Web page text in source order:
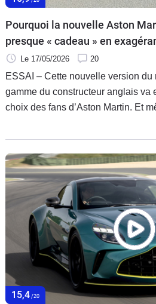
Forum
Moto
Marques
Pourquoi la nouvelle Aston
presque « cadeau » en
Le 17/05/2026 20
ESSAI – Cette nouvelle version du
gamme du constructeur anglais va
choix des fans d’Aston Martin. Et
par rapport à la Vantage de base,
moins une bonne raison de la
15,4 /20